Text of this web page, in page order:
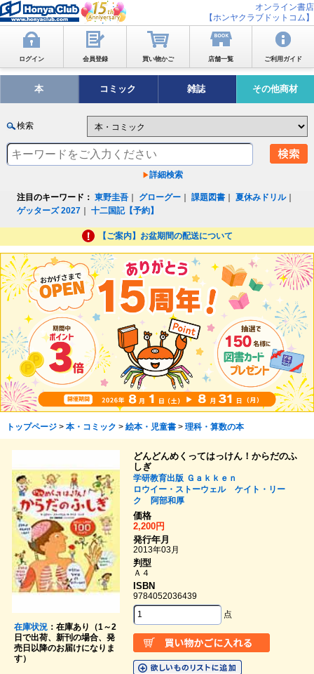
オンライン書店
【ホンヤクラブドットコム】
ログイン 会員登録 買い物かご 店舗一覧 ご利用ガイド
本 コミック 雑誌 その他商材
検索
詳細検索
注目のキーワード： 東野圭吾 グローグー ｜課題図書 ｜夏休みドリル｜
ゲッターズ 2027 ｜十二国記【予約】
【ご案内】お盆期間の配送について
トップページ> 本・コミック > 絵本・児童書> 理科・算数の本
在庫状況：在庫あり（1～2
日で出荷、新刊の場合、発
売日以降のお届けになりま
す）
どんどんめくってはっけん！からだのふ
しぎ
学研教育出版 Ｇａｋｋｅｎ
ロウイー・ストーウェル
ケイト・リー
ク
阿部和厚
価格
2,200円
発行年月
2013年03月
判型
Ａ４
ISBN
9784052036439
点